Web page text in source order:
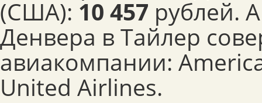
(США): 10 457 рублей.
Денвера в Тайлер
авиакомпании:
United Airlines.